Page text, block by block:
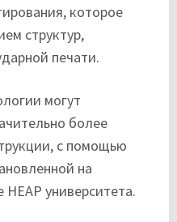
которое
структур,
печати.
могут
более
с помощью
на
университета.